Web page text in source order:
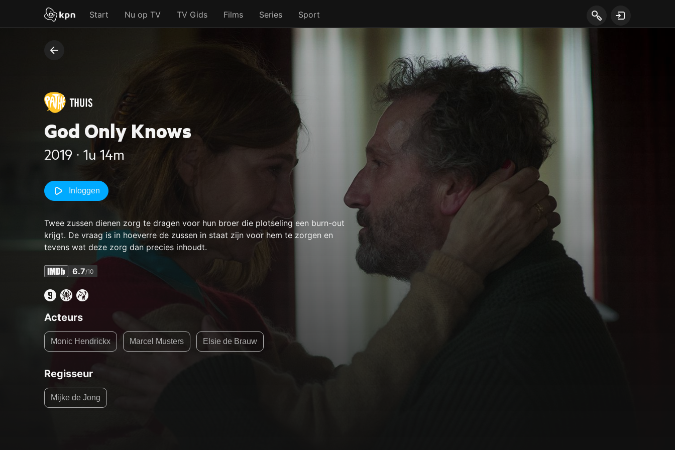
Start Nu op TV TV Gids Films Series Sport
God Only Knows
2019 ‧ 1u 14m
Inloggen
Twee zussen dienen zorg te dragen voor hun broer die plotseling een burn-out
krijgt. De vraag is in hoeverre de zussen in staat zijn voor hem te zorgen en
tevens wat deze zorg dan precies inhoudt.
6.7/10
Acteurs
Monic Hendrickx Marcel Musters Elsie de Brauw
Regisseur
Mijke de Jong